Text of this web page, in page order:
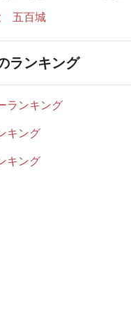
五百城
ランキング
ランキング
キング
キング